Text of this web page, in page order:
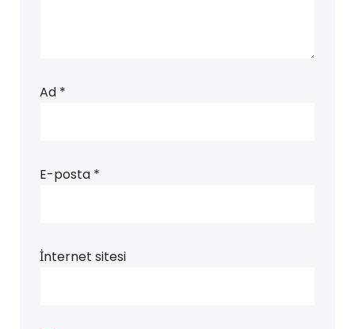
Ad *
E-posta *
İnternet sitesi